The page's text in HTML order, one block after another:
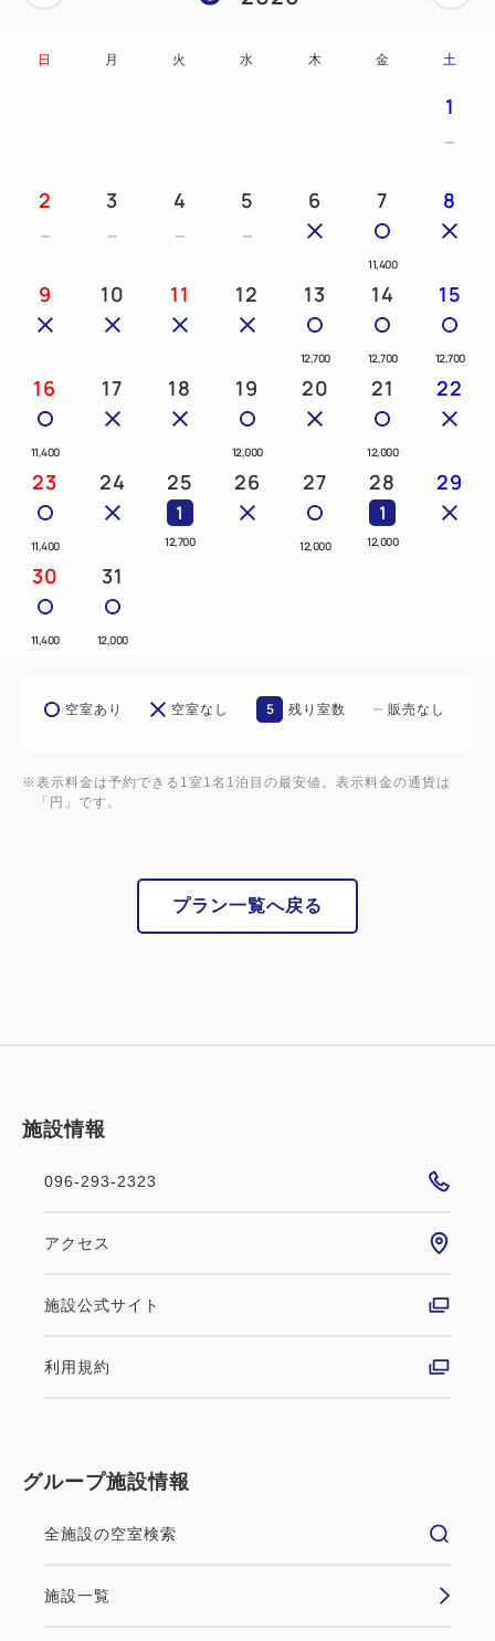
景色も最高です☆
人2名の料金設定になります。
《こちらは朝食付のプランです。お子様（添い寝）の
ご朝食は含まれておりません》
12歳以下のお子様1名様あたり500円（税込）、5歳
以下のお子様無料となります。
※フロントにて購入可能です。
朝食(6:00a.m～9:30a.m)
ウェルカムドリンクサービス(12：00p.m～11：
アクセス
津駅→タクシー約3分(1．5km)
阿蘇熊本空港→車で約15分(6km)
日 月 火 水 木 金 土
1
2 3 4 5 6 7
11,400
8
9 10 11 12 13
12,700
14
12,700
15
12,700
16
11,400
17 18 19
12,000
20 21
12,000
22
23
11,400
24 25
1
12,700
26 27
12,000
28
1
12,000
29
30
11,400
31
12,000
空室あり 空室なし 5 残り室数 販売なし
※表示料金は予約できる1室1名1泊目の最安値。表示料金の通貨は
「円」です。
プラン一覧へ戻る
施設情報
096-293-2323
アクセス
施設公式サイト
利用規約
グループ施設情報
全施設の空室検索
施設一覧